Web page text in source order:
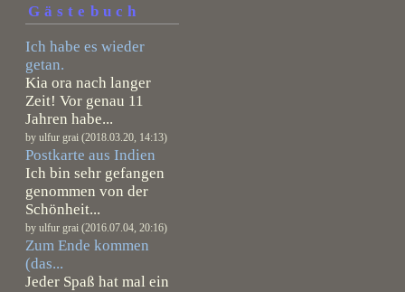
Gästebuch
Ich habe es wieder
getan.
Kia ora nach langer
Zeit! Vor genau 11
Jahren habe...
by ulfur grai (2018.03.20, 14:13)
Postkarte aus Indien
Ich bin sehr gefangen
genommen von der
Schönheit...
by ulfur grai (2016.07.04, 20:16)
Zum Ende kommen
(das...
Jeder Spaß hat mal ein